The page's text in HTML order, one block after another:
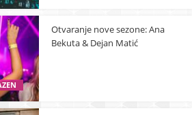
Otvaranje nove sezone: Ana
Bekuta & Dejan Matić